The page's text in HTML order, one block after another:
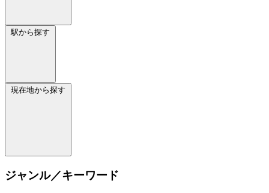
駅から探す
現在地から探す
ジャンル／キーワード